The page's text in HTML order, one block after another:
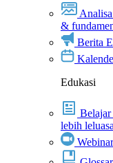
&
Berita
Edukasi
Belajar
lebih leluasa